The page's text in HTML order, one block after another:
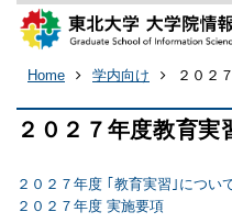
Home 学内向け ２０２
２０２７年度教育実
２０２７年度 ｢教育実習｣につい
２０２７年度 実施要項